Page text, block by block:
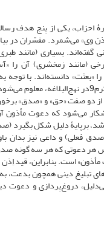
وی» می‌شمرد. مفسّران در
گفته‌اند. بسیاری (مانند
(مانند زمخشری) آن را
«بعثت» دانسته‌اند. با توجه
کریم و اوصاف پیامبر اکرم9در
از دو صفت «حق» و «صدق»
می‌شود که دعوت
برپایۀ دلیل شکل بگیرد
فعلی) و داعی نیز بدان
دعوتی که هر سه گونه
است. بنابراین، قید
تبلیغ دینی همچون بدعت‌،
دروغ‌پردازی و دعوت